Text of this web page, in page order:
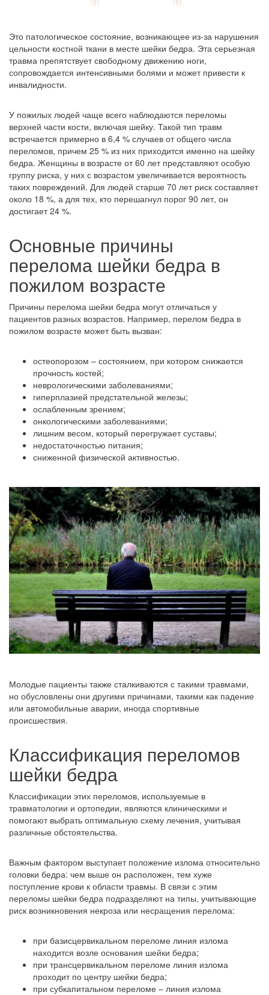
Это патологическое состояние, возникающее из-за нарушения
цельности костной ткани в месте шейки бедра. Эта серьезная
травма препятствует свободному движению ноги,
сопровождается интенсивными болями и может привести к
инвалидности.
У пожилых людей чаще всего наблюдаются переломы
верхней части кости, включая шейку. Такой тип травм
встречается примерно в 6,4 % случаев от общего числа
переломов, причем 25 % из них приходится именно на шейку
бедра. Женщины в возрасте от 60 лет представляют особую
группу риска, у них с возрастом увеличивается вероятность
таких повреждений. Для людей старше 70 лет риск составляет
около 18 %, а для тех, кто перешагнул порог 90 лет, он
достигает 24 %.
Основные причины
перелома шейки бедра в
пожилом возрасте
Причины перелома шейки бедра могут отличаться у
пациентов разных возрастов. Например, перелом бедра в
пожилом возрасте может быть вызван:
остеопорозом – состоянием, при котором снижается
прочность костей;
неврологическими заболеваниями;
гиперплазией предстательной железы;
ослабленным зрением;
онкологическими заболеваниями;
лишним весом, который перегружает суставы;
недостаточностью питания;
сниженной физической активностью.
Молодые пациенты также сталкиваются с такими травмами,
но обусловлены они другими причинами, такими как падение
или автомобильные аварии, иногда спортивные
происшествия.
Классификация переломов
шейки бедра
Классификации этих переломов, используемые в
травматологии и ортопедии, являются клиническими и
помогают выбрать оптимальную схему лечения, учитывая
различные обстоятельства.
Важным фактором выступает положение излома относительно
головки бедра: чем выше он расположен, тем хуже
поступление крови к области травмы. В связи с этим
переломы шейки бедра подразделяют на типы, учитывающие
риск возникновения некроза или несращения перелома:
при базисцервикальном переломе линия излома
находится возле основания шейки бедра;
при трансцервикальном переломе линия излома
проходит по центру шейки бедра;
при субкапитальном переломе – линия излома